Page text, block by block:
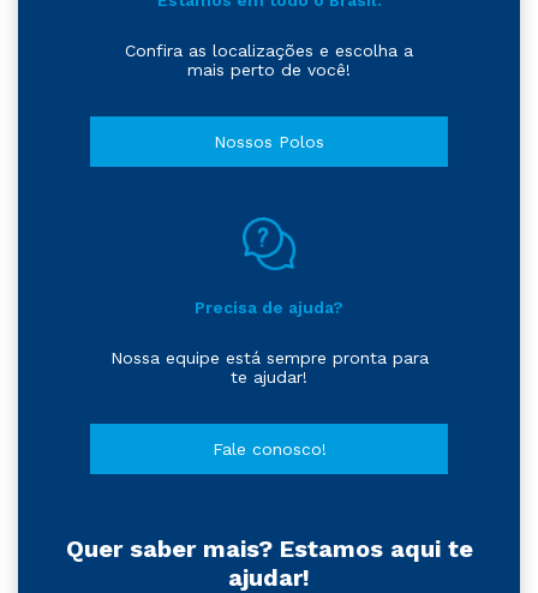
Confira as localizações e escolha a
mais perto de você!
Nossos Polos
Precisa de ajuda?
Nossa equipe está sempre pronta para
te ajudar!
Fale conosco!
Quer saber mais? Estamos aqui te
ajudar!